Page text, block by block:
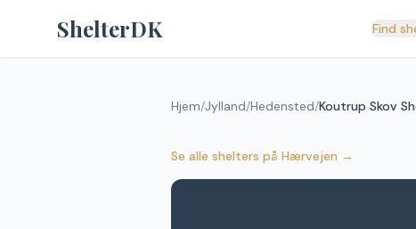
ShelterDK Find
Hjem/Jylland/Hedensted/Koutrup Skov
Se alle shelters på Hærvejen →